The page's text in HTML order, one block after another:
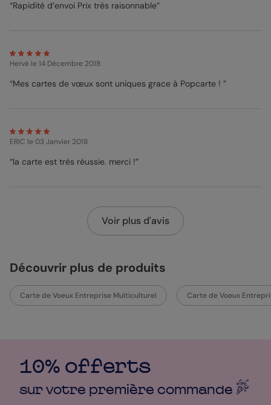
“Rapidité d’envoi Prix très raisonnable”
Hervé le 14 Décembre 2018
“Mes cartes de vœux sont uniques grace à Popcarte ! ”
ERIC le 03 Janvier 2018
“la carte est très réussie. merci !”
Voir plus d'avis
Découvrir plus de produits
Carte de Voeux Entreprise Multiculturel Carte de Voeux
10% offerts
sur votre première commande